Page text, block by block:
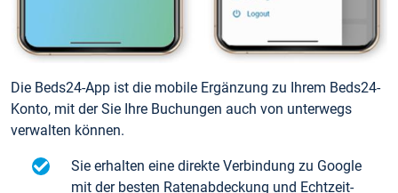
Die Beds24-App ist die mobile Ergänzung zu Ihrem Beds24-
Konto, mit der Sie Ihre Buchungen auch von unterwegs
verwalten können.
Sie erhalten eine direkte Verbindung zu Google
mit der besten Ratenabdeckung und Echtzeit-